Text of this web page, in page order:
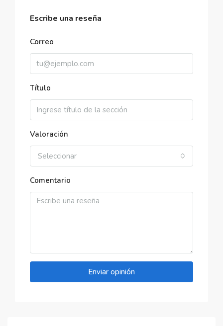
Escribe una reseña
Correo
Título
Valoración
Seleccionar
Comentario
Enviar opinión